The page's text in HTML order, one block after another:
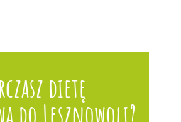
dietę
do Lesznowoli?